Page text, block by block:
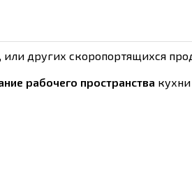
или других скоропортящихся
рабочего пространства